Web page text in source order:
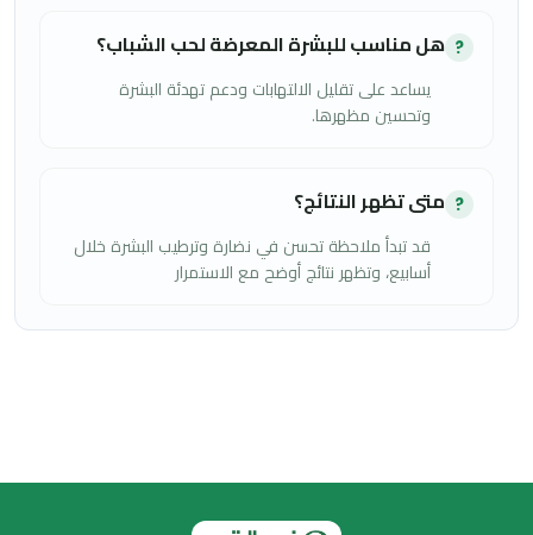
? هل مناسب للبشرة المعرضة لحب الشباب؟
يساعد على تقليل الالتهابات ودعم تهدئة البشرة
وتحسين مظهرها.
? متى تظهر النتائج؟
قد تبدأ ملاحظة تحسن في نضارة وترطيب البشرة خلال
أسابيع، وتظهر نتائج أوضح مع الاستمرار